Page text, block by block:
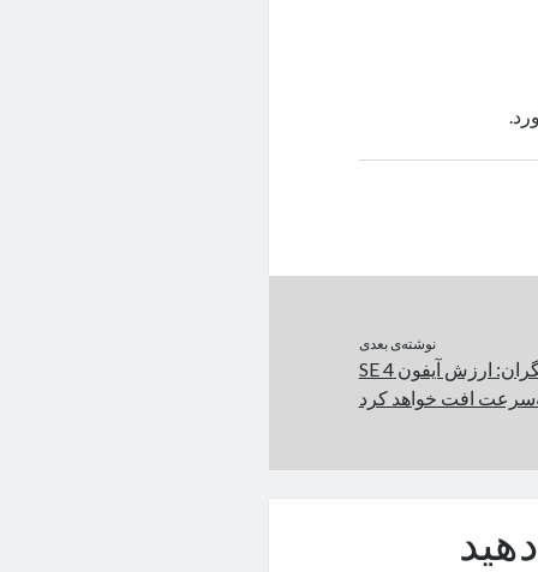
نوشته‌ی بعدی
پیش‌بینی تحلیلگران: ارزش آیفون SE 4
افت خواهد کرد